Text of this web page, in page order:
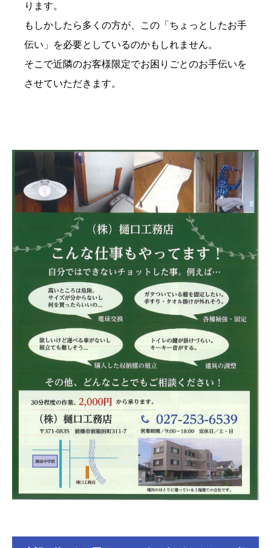
ります。
もしかしたら多くの方が、この「ちょっとしたお手
伝い」を必要としているのかもしれません。
そこで近隣のお客様限定でお困りごとのお手伝いを
させていただきます。